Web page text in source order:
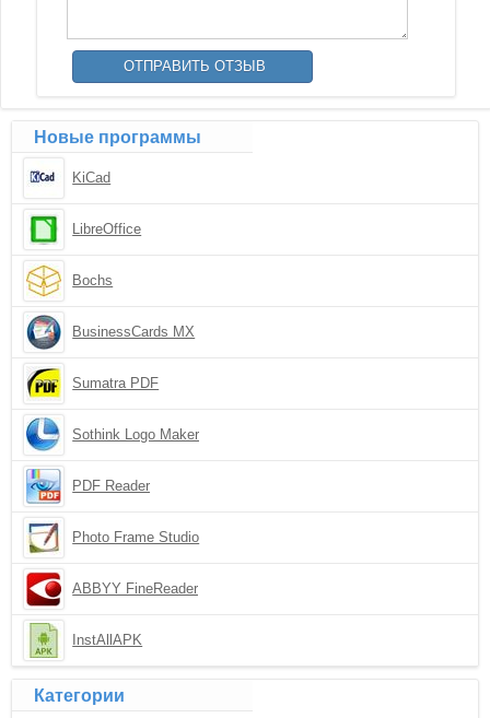
Новые программы
KiCad
LibreOffice
Bochs
BusinessCards MX
Sumatra PDF
Sothink Logo Maker
PDF Reader
Photo Frame Studio
ABBYY FineReader
InstAllAPK
Категории